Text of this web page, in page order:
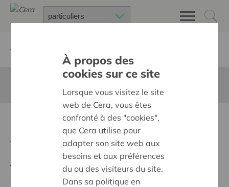
Buitenruimte optimaliseren
Ambition:
Des quartiers chaleureux et bienveillants
pour tous
À propos des
cookies sur ce site
Lorsque vous visitez le site
web de Cera, vous êtes
confronté à des "cookies",
que Cera utilise pour
adapter son site web aux
besoins et aux préférences
du ou des visiteurs du site.
Dans sa politique en